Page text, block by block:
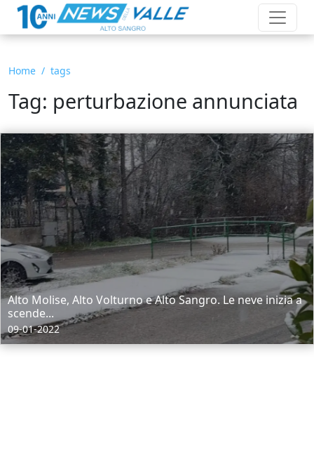
Home tags
Tag: perturbazione annunciata
Alto Molise, Alto Volturno e Alto Sangro. Le neve inizia a
scende...
09-01-2022